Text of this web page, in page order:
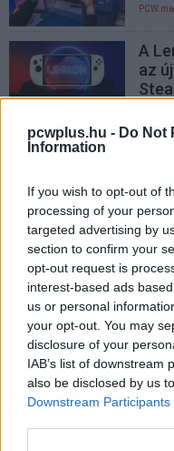
pcwplus.hu - Do Not
Information
If you wish to opt-out of
processing of your
targeted advertising by
section to confirm your
opt-out request is
interest-based ads
us or personal
your opt-out. You may
disclosure of your
IAB’s list of downstream
also be disclosed by us
Downstream Participants
A
az
a